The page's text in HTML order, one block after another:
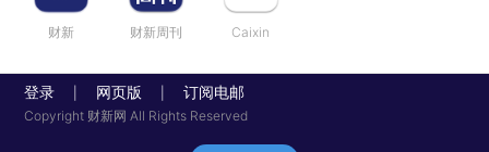
财新 财新周刊 Caixin
登录 网页版 订阅电邮
Copyright 财新网 All Rights Reserved